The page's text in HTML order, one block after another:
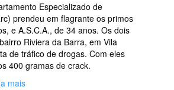
Especializado de
prendeu em flagrante os primos
e A.S.C.A., de 34 anos. Os dois
Riviera da Barra, em Vila
de tráfico de drogas. Com eles
400 gramas de crack.
mais